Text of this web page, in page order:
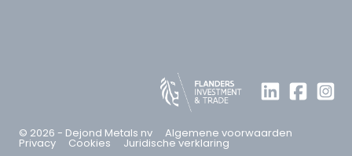
© 2026 - Dejond Metals nv Algemene voorwaarden
Privacy Cookies Juridische verklaring